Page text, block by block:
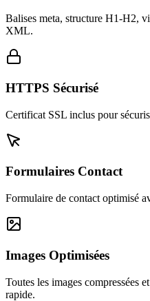
Balises meta, structure H1-H2,
XML.
HTTPS Sécurisé
Certificat SSL inclus pour
Formulaires Contact
Formulaire de contact optimisé
Images Optimisées
Toutes les images compressées
rapide.